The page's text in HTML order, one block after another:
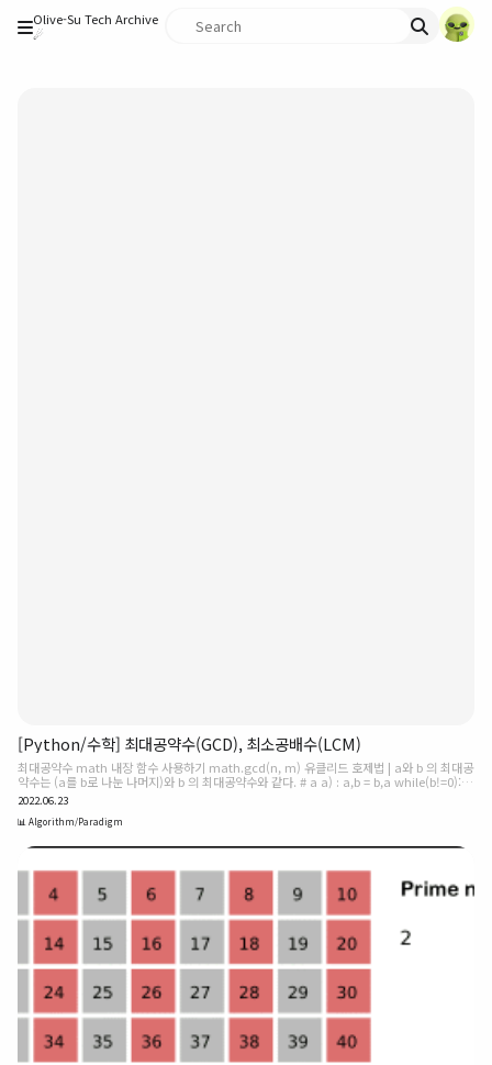
Olive-Su Tech Archive
☄︎
[Python/수학] 최대공약수(GCD), 최소공배수(LCM)
최대공약수 math 내장 함수 사용하기 math.gcd(n, m) 유클리드 호제법 | a와 b 의 최대공
약수는 (a를 b로 나눈 나머지)와 b 의 최대공약수와 같다. # a a) : a,b = b,a while(b!=0):
a=a%b a,b=b,a 큰 수를 작은 수로 나누고 나누어 떨어질 때까지 계속 반복 최소공배수
math 내장 함수 사용하기 math.lcm(n, m) python 3.9부터 지원된다! 직접 구현하기
import math def lcm(a,b): return (a * b) // math.gcd(a,b)
2022.06.23
📊 Algorithm/Paradigm